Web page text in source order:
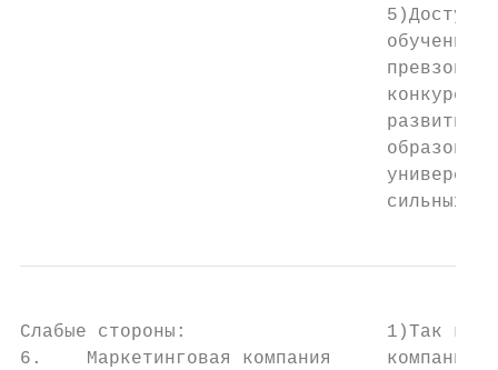
обучения
превзойти
развития
сильных
Слабые стороны:                  1)Так как
6.    Маркетинговая компания     компания